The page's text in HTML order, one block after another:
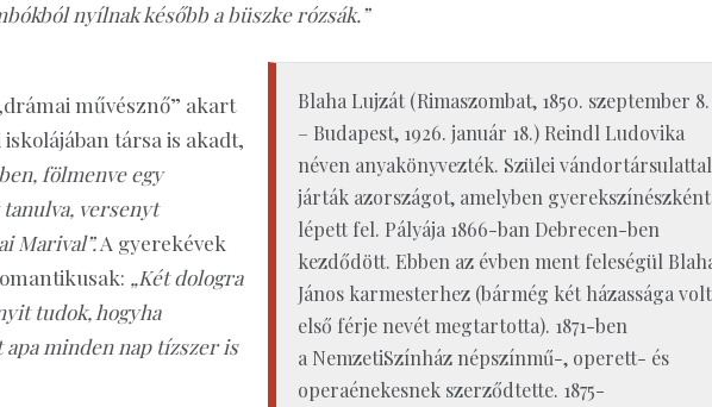
nyílnak később a büszke rózsák.”
Blaha Lujzát (Rimaszombat, 1850. szeptember 8.
– Budapest, 1926. január 18.) Reindl Ludovika
néven anyakönyvezték. Szülei vándortársulattal
járták azországot, amelyben gyerekszínészként
lépett fel. Pályája 1866-ban Debrecen-ben
kezdődött. Ebben az évben ment feleségül
János karmesterhez (bármég két házassága
első férje nevét megtartotta). 1871-ben
a NemzetiSzínház népszínmű-, operett- és
operaénekesnek szerződtette. 1875-
művésznő” akart
társa is akadt,
fölmenve egy
versenyt
Marival”.A gyerekévek
„Két dologra
tudok, hogyha
apa minden nap tízszer is